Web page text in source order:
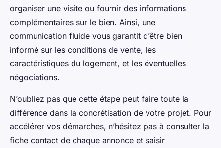
organiser une visite ou fournir des informations
complémentaires sur le bien. Ainsi, une
communication fluide vous garantit d’être bien
informé sur les conditions de vente, les
caractéristiques du logement, et les éventuelles
négociations.
N’oubliez pas que cette étape peut faire toute la
différence dans la concrétisation de votre projet. Pour
accélérer vos démarches, n’hésitez pas à consulter la
fiche contact de chaque annonce et saisir